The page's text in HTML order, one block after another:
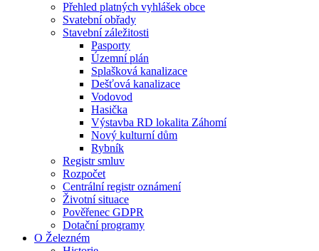
Přehled platných vyhlášek obce
Svatební obřady
Stavební záležitosti
Pasporty
Územní plán
Splašková kanalizace
Dešťová kanalizace
Vodovod
Hasička
Výstavba RD lokalita Záhomí
Nový kulturní dům
Rybník
Registr smluv
Rozpočet
Centrální registr oznámení
Životní situace
Pověřenec GDPR
Dotační programy
O Železném